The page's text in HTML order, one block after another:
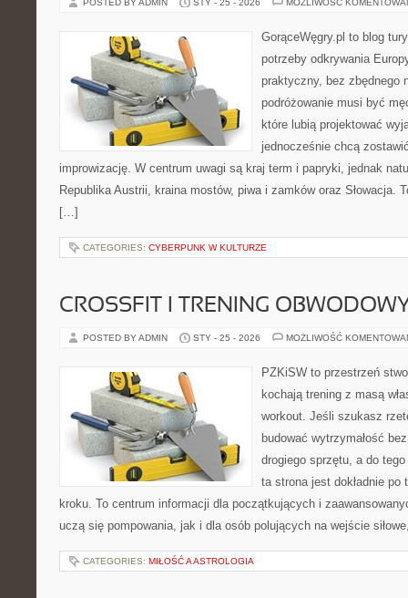
POSTED BY ADMIN STY - 25 - 2026 MOŻLIWOŚĆ
GorąceWęgry.pl to blog
potrzeby odkrywania
praktyczny, bez zbędnego
podróżowanie musi być
które lubią projektować
jednocześnie chcą
improwizację. W centrum uwagi są kraj term i papryki, jednak
Republika Austrii, kraina mostów, piwa i zamków oraz Słowacja.
[…]
CATEGORIES: CYBERPUNK W KULTURZE
CROSSFIT I TRENING
POSTED BY ADMIN STY - 25 - 2026 MOŻLIWOŚĆ
PZKiSW to przestrzeń
kochają trening z masą
workout. Jeśli szukasz
budować wytrzymałość
drogiego sprzętu, a do
ta strona jest dokładnie
kroku. To centrum informacji dla początkujących i
uczą się pompowania, jak i dla osób polujących na wejście
CATEGORIES: MIŁOŚĆ A ASTROLOGIA